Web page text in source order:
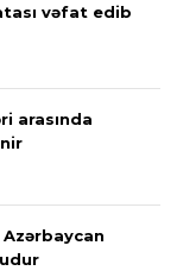
vəfat edib
arasında